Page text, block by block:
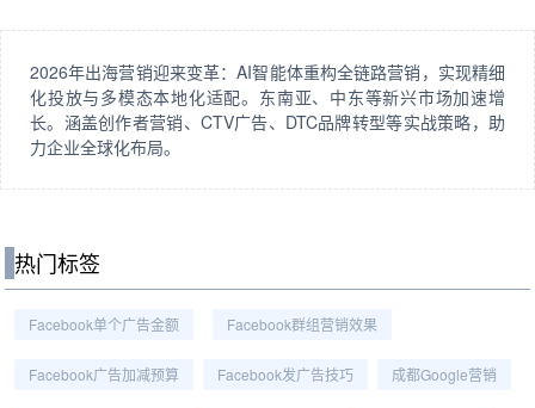
2026年出海营销迎来变革：AI智能体重构全链路营销，实现精细
化投放与多模态本地化适配。东南亚、中东等新兴市场加速增
长。涵盖创作者营销、CTV广告、DTC品牌转型等实战策略，助
力企业全球化布局。
热门标签
Facebook单个广告金额 Facebook群组营销效果
Facebook广告加减预算 Facebook发广告技巧 成都Google营销